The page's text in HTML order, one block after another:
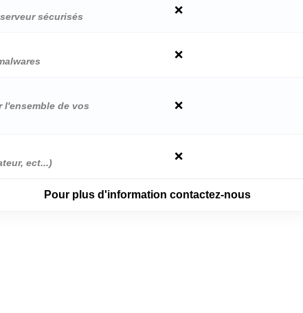
sécurisés
❌
❌
de vos
❌
ect...)
❌
Pour plus d'information contactez-nous